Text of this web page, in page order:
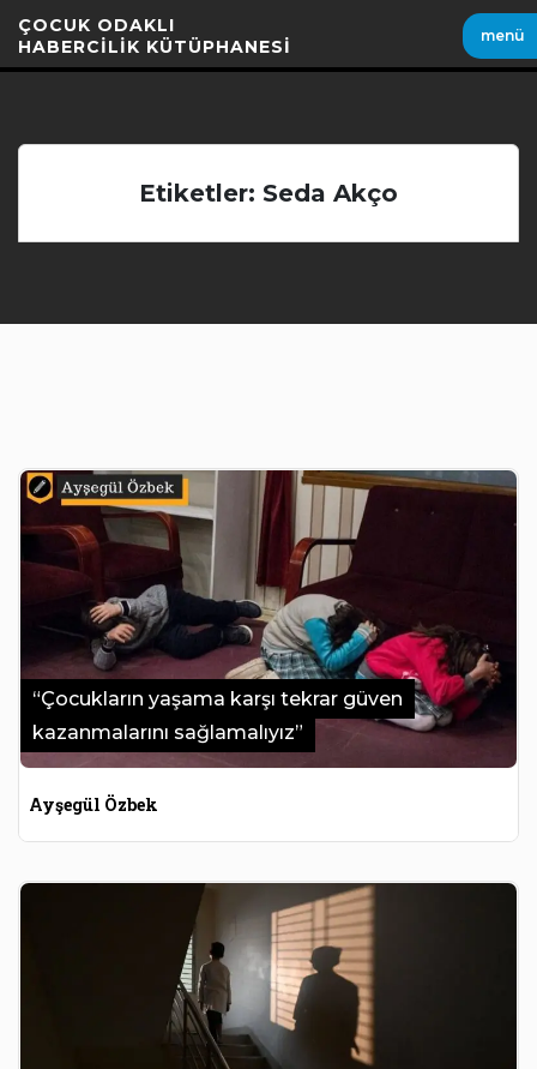
Geç
ÇOCUK ODAKLI
HABERCİLİK KÜTÜPHANESİ
menü
Etiketler: Seda Akço
“Çocukların yaşama karşı tekrar güven
kazanmalarını sağlamalıyız”
Ayşegül Özbek